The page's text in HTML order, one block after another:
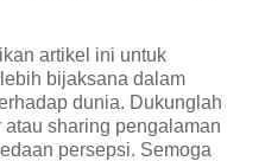
artikel ini untuk
bijaksana dalam
dunia. Dukunglah
sharing pengalaman
persepsi. Semoga